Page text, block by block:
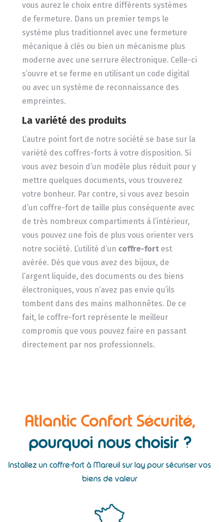
vous aurez le choix entre différents systèmes
de fermeture. Dans un premier temps le
système plus traditionnel avec une fermeture
mécanique à clés ou bien un mécanisme plus
moderne avec une serrure électronique. Celle-ci
s’ouvre et se ferme en utilisant un code digital
ou avec un système de reconnaissance des
empreintes.
La variété des produits
L’autre point fort de notre société se base sur la
variété des coffres-forts à votre disposition. Si
vous avez besoin d’un modèle plus réduit pour y
mettre quelques documents, vous trouverez
votre bonheur. Par contre, si vous avez besoin
d’un coffre-fort de taille plus conséquente avec
de très nombreux compartiments à l’intérieur,
vous pouvez une fois de plus vous orienter vers
notre société. L’utilité d’un coffre-fortest
avérée. Dès que vous avez des bijoux, de
l’argent liquide, des documents ou des biens
électroniques, vous n’avez pas envie qu’ils
tombent dans des mains malhonnêtes. De ce
fait, le coffre-fort représente le meilleur
compromis que vous pouvez faire en passant
directement par nos professionnels.
Atlantic Confort Sécurité,
pourquoi nous choisir ?
Installez un coffre-fort à Mareuil sur lay pour sécuriser vos
biens de valeur